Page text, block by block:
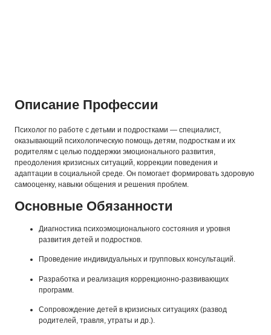
Описание Профессии
Психолог по работе с детьми и подростками — специалист,
оказывающий психологическую помощь детям, подросткам и их
родителям с целью поддержки эмоционального развития,
преодоления кризисных ситуаций, коррекции поведения и
адаптации в социальной среде. Он помогает формировать здоровую
самооценку, навыки общения и решения проблем.
Основные Обязанности
Диагностика психоэмоционального состояния и уровня
развития детей и подростков.
Проведение индивидуальных и групповых консультаций.
Разработка и реализация коррекционно-развивающих
программ.
Сопровождение детей в кризисных ситуациях (развод
родителей, травля, утраты и др.).